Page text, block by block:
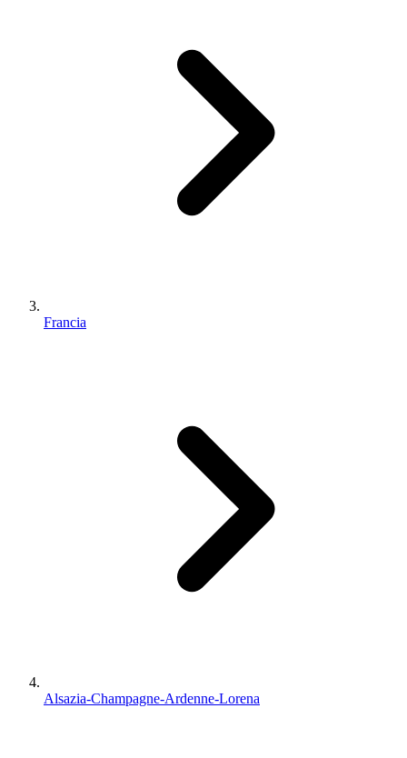
Francia
Alsazia-Champagne-Ardenne-Lorena